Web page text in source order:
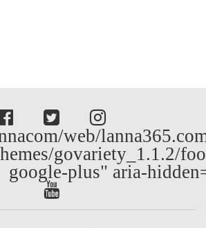
web/
govariety_1.1.2/
google-plus" aria-